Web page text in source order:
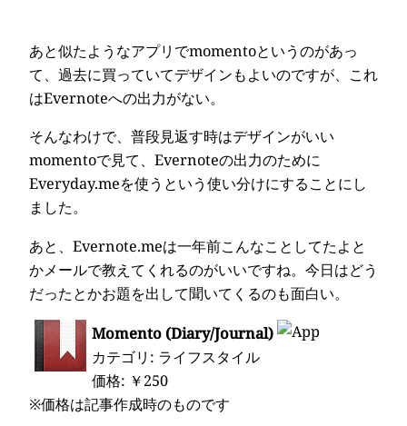
あと似たようなアプリでmomentoというのがあっ
て、過去に買っていてデザインもよいのですが、これ
はEvernoteへの出力がない。
そんなわけで、普段見返す時はデザインがいい
momentoで見て、Evernoteの出力のために
Everyday.meを使うという使い分けにすることにし
ました。
あと、Evernote.meは一年前こんなことしてたよと
かメールで教えてくれるのがいいですね。今日はどう
だったとかお題を出して聞いてくるのも面白い。
Momento (Diary/Journal)
カテゴリ: ライフスタイル
価格: ￥250
※価格は記事作成時のものです